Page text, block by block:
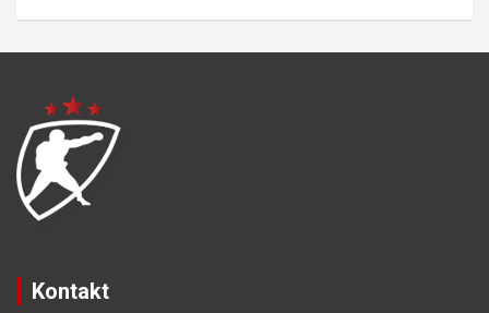
Kontakt